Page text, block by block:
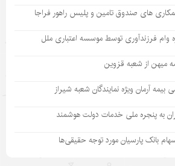
های صندوق تامین و پلیس راهور فراجا
میهن از شعبه قزوین
بیمه آرمان ویژه نمایندگان شعبه شیراز
به پنجره ملی خدمات دولت هوشمند
بانک پارسیان مورد توجه حقیقی‌ها